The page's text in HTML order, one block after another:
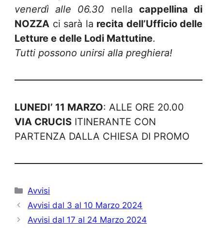
venerdì alle 06.30 nella cappellina di
NOZZA ci sarà la recita dell’Ufficio delle
Letture e delle Lodi Mattutine.
Tutti possono unirsi alla preghiera!
LUNEDI’ 11 MARZO: ALLE ORE 20.00
VIA CRUCIS ITINERANTE CON
PARTENZA DALLA CHIESA DI PROMO
Categorie
Avvisi
Avvisi dal 3 al 10 Marzo 2024
Avvisi dal 17 al 24 Marzo 2024